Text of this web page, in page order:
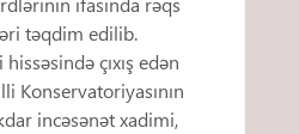
təqdim edilib.
çıxış edən
Konservatoriyasının
incəsənət xadimi,